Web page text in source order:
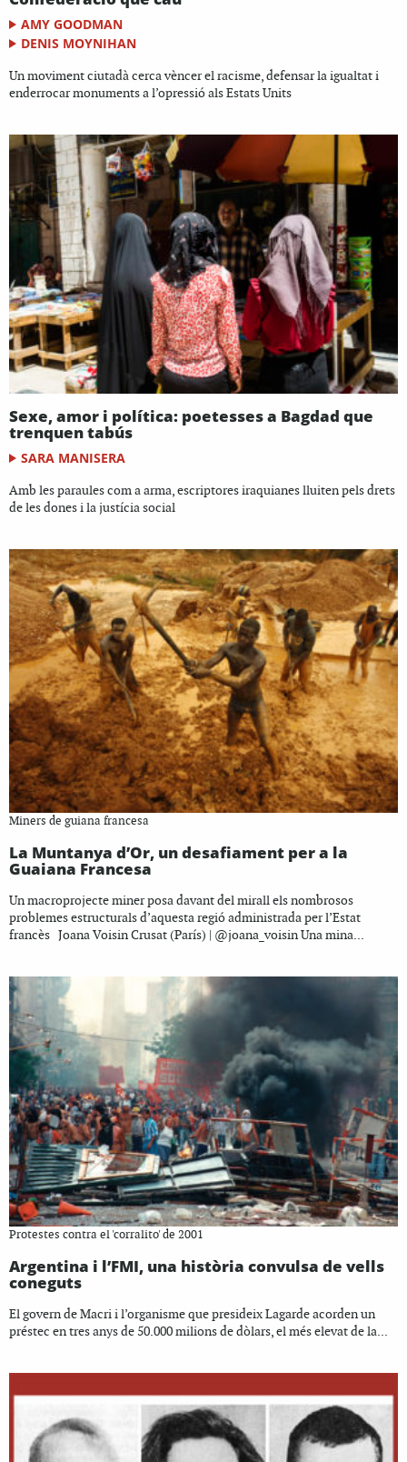
AMY GOODMAN
DENIS MOYNIHAN
Un moviment ciutadà cerca vèncer el racisme, defensar la igualtat i
enderrocar monuments a l’opressió als Estats Units
Sexe, amor i política: poetesses a Bagdad que
trenquen tabús
SARA MANISERA
Amb les paraules com a arma, escriptores iraquianes lluiten pels drets
de les dones i la justícia social
Miners de guiana francesa
La Muntanya d’Or, un desafiament per a la
Guaiana Francesa
Un macroprojecte miner posa davant del mirall els nombrosos
problemes estructurals d’aquesta regió administrada per l’Estat
francès Joana Voisin Crusat (París) | @joana_voisin Una mina...
Protestes contra el 'corralito' de 2001
Argentina i l’FMI, una història convulsa de vells
coneguts
El govern de Macri i l’organisme que presideix Lagarde acorden un
préstec en tres anys de 50.000 milions de dòlars, el més elevat de la...